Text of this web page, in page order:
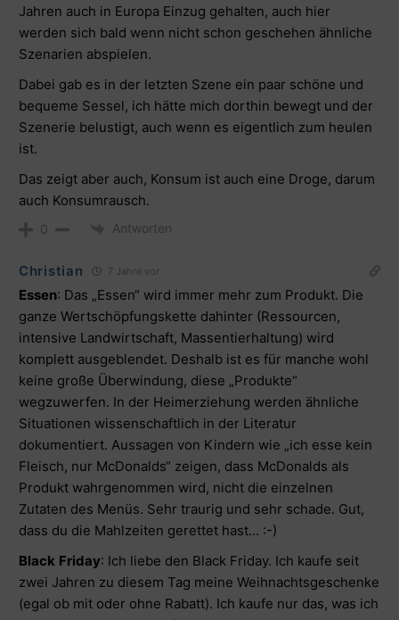
Jahren auch in Europa Einzug gehalten, auch hier
werden sich bald wenn nicht schon geschehen ähnliche
Szenarien abspielen.
Dabei gab es in der letzten Szene ein paar schöne und
bequeme Sessel, ich hätte mich dorthin bewegt und der
Szenerie belustigt, auch wenn es eigentlich zum heulen
ist.
Das zeigt aber auch, Konsum ist auch eine Droge, darum
auch Konsumrausch.
0 Antworten
Christian 7 Jahre vor
Essen: Das „Essen“ wird immer mehr zum Produkt. Die
ganze Wertschöpfungskette dahinter (Ressourcen,
intensive Landwirtschaft, Massentierhaltung) wird
komplett ausgeblendet. Deshalb ist es für manche wohl
keine große Überwindung, diese „Produkte“
wegzuwerfen. In der Heimerziehung werden ähnliche
Situationen wissenschaftlich in der Literatur
dokumentiert. Aussagen von Kindern wie „ich esse kein
Fleisch, nur McDonalds“ zeigen, dass McDonalds als
Produkt wahrgenommen wird, nicht die einzelnen
Zutaten des Menüs. Sehr traurig und sehr schade. Gut,
dass du die Mahlzeiten gerettet hast… :-)
Black Friday: Ich liebe den Black Friday. Ich kaufe seit
zwei Jahren zu diesem Tag meine Weihnachtsgeschenke
(egal ob mit oder ohne Rabatt). Ich kaufe nur das, was ich